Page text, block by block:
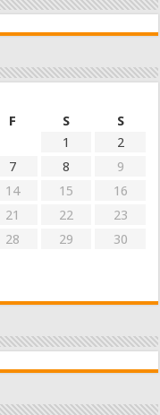
F S
S
1
2
7 8
9
14 15
16
21 22
23
28 29
30